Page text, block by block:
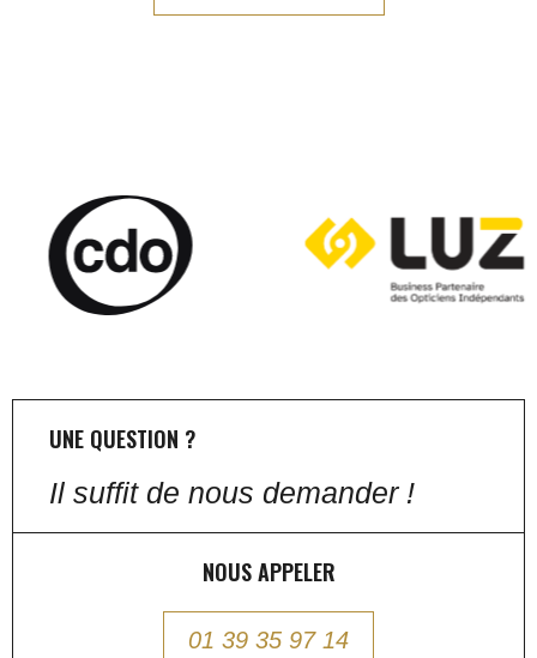
UNE QUESTION ?
Il suffit de nous demander !
NOUS APPELER
01 39 35 97 14